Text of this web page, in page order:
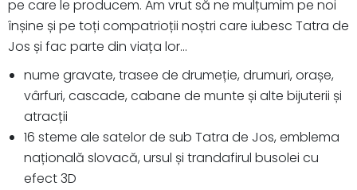
pe care le producem. Am vrut să ne mulțumim pe noi
înșine și pe toți compatrioții noștri care iubesc Tatra de
Jos și fac parte din viața lor...
nume gravate, trasee de drumeție, drumuri, orașe,
vârfuri, cascade, cabane de munte și alte bijuterii și
atracții
16 steme ale satelor de sub Tatra de Jos, emblema
națională slovacă, ursul și trandafirul busolei cu
efect 3D